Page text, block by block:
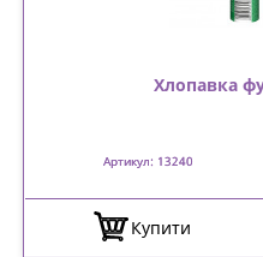
Хлопавка
Артикул: 13240
Купити